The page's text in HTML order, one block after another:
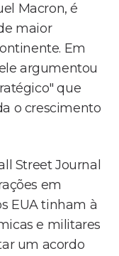
Macron, é
maior
Em
argumentou
que
o crescimento
Street Journal
em
EUA tinham à
e militares
um acordo